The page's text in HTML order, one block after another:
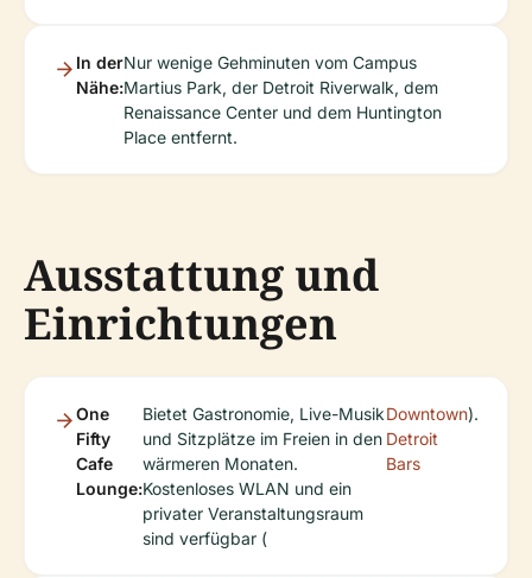
In der
Nähe:
Nur wenige Gehminuten vom Campus
Martius Park, der Detroit Riverwalk, dem
Renaissance Center und dem Huntington
Place entfernt.
Ausstattung und
Einrichtungen
One
Fifty
Cafe
Lounge:
Bietet Gastronomie, Live-Musik
und Sitzplätze im Freien in den
wärmeren Monaten.
Kostenloses WLAN und ein
privater Veranstaltungsraum
sind verfügbar (
Downtown
Detroit
Bars
).